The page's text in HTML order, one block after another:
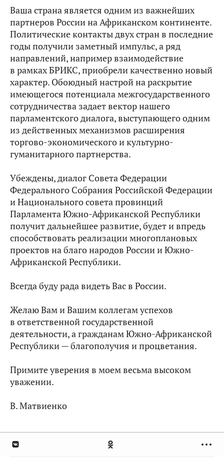
Ваша страна является одним из важнейших
партнеров России на Африканском континенте.
Политические контакты двух стран в последние
годы получили заметный импульс, а ряд
направлений, например взаимодействие
в рамках БРИКС, приобрели качественно новый
характер. Обоюдный настрой на раскрытие
имеющегося потенциала межгосударственного
сотрудничества задает вектор нашего
парламентского диалога, выступающего одним
из действенных механизмов расширения
торгово-экономического и культурно-
гуманитарного партнерства.
Убеждены, диалог Совета Федерации
Федерального Собрания Российской Федерации
и Национального совета провинций
Парламента Южно-Африканской Республики
получит дальнейшее развитие, будет и впредь
способствовать реализации многоплановых
проектов на благо народов России и Южно-
Африканской Республики.
Всегда буду рада видеть Вас в России.
Желаю Вам и Вашим коллегам успехов
в ответственной государственной
деятельности, а гражданам Южно-Африканской
Республики — благополучия и процветания.
Примите уверения в моем весьма высоком
уважении.
В. Матвиенко